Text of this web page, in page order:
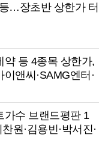
…장초반 상한가 터
약 등 4종목 상한가,
앤씨·SAMG엔터·
상승 마감
가수 브랜드평판 1
원·김용빈·박서진·
·안성훈·영탁 순